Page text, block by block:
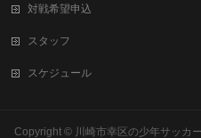
対戦希望申込
スタッフ
スケジュール
Copyright © 川崎市幸区の少年サッカ